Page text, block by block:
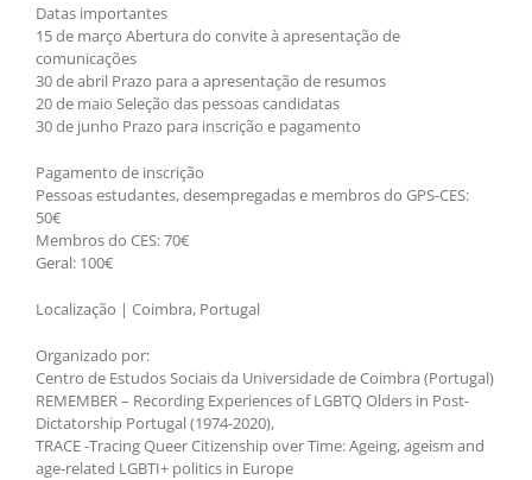
Datas importantes
15 de março Abertura do convite à apresentação de
comunicações
30 de abril Prazo para a apresentação de resumos
20 de maio Seleção das pessoas candidatas
30 de junho Prazo para inscrição e pagamento
Pagamento de inscrição
Pessoas estudantes, desempregadas e membros do GPS-CES:
50€
Membros do CES: 70€
Geral: 100€
Localização | Coimbra, Portugal
Organizado por:
Centro de Estudos Sociais da Universidade de Coimbra (Portugal)
REMEMBER – Recording Experiences of LGBTQ Olders in Post-
Dictatorship Portugal (1974-2020),
TRACE -Tracing Queer Citizenship over Time: Ageing, ageism and
age-related LGBTI+ politics in Europe